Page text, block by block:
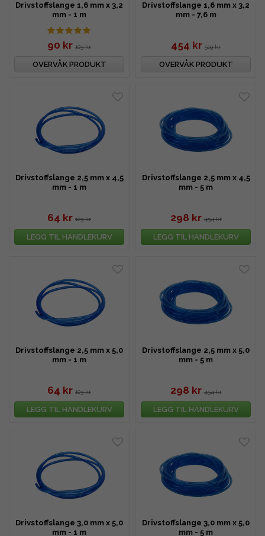
Drivstoffslange 1,6 mm x 3,2
mm - 1 m
90 kr 103 kr
OVERVÅK PRODUKT
Drivstoffslange 1,6 mm x 3,2
mm - 7,6 m
454 kr 519 kr
OVERVÅK PRODUKT
Drivstoffslange 2,5 mm x 4,5
mm - 1 m
64 kr 103 kr
LEGG TIL HANDLEKURV
Drivstoffslange 2,5 mm x 4,5
mm - 5 m
298 kr 454 kr
LEGG TIL HANDLEKURV
Drivstoffslange 2,5 mm x 5,0
mm - 1 m
64 kr 103 kr
LEGG TIL HANDLEKURV
Drivstoffslange 2,5 mm x 5,0
mm - 5 m
298 kr 454 kr
LEGG TIL HANDLEKURV
Drivstoffslange 3,0 mm x 5,0
mm - 1 m
Drivstoffslange 3,0 mm x 5,0
mm - 5 m